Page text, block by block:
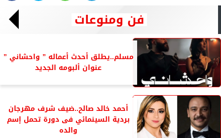
فن ومنوعات
مسلم..يطلق أحدث أعماله ” واحشاني ”
عنوان ألبومه الجديد
أحمد خالد صالح..ضيف شرف مهرجان
بردية السينمائي فى دورة تحمل إسم
والده